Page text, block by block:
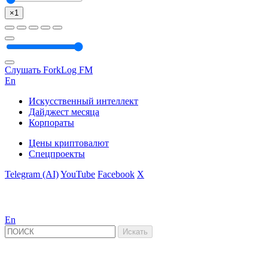
×1
Слушать ForkLog FM
En
Искусственный интеллект
Дайджест месяца
Корпораты
Цены криптовалют
Спецпроекты
Telegram (AI)YouTube Facebook X
En